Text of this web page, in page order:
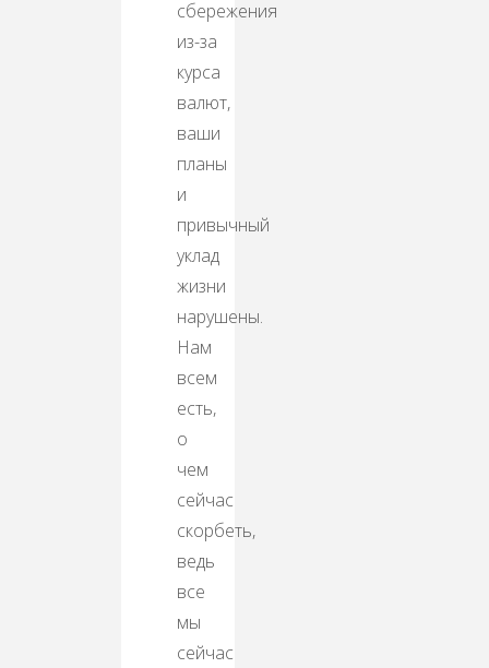
сбережения
из-за
курса
валют,
ваши
планы
и
привычный
уклад
жизни
нарушены.
Нам
всем
есть,
о
чем
сейчас
скорбеть,
ведь
все
мы
сейчас